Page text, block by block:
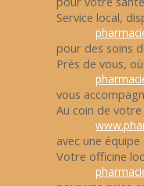
Service local,
pour des soins
Près de vous,
vous
Au coin de
avec une
Votre officine